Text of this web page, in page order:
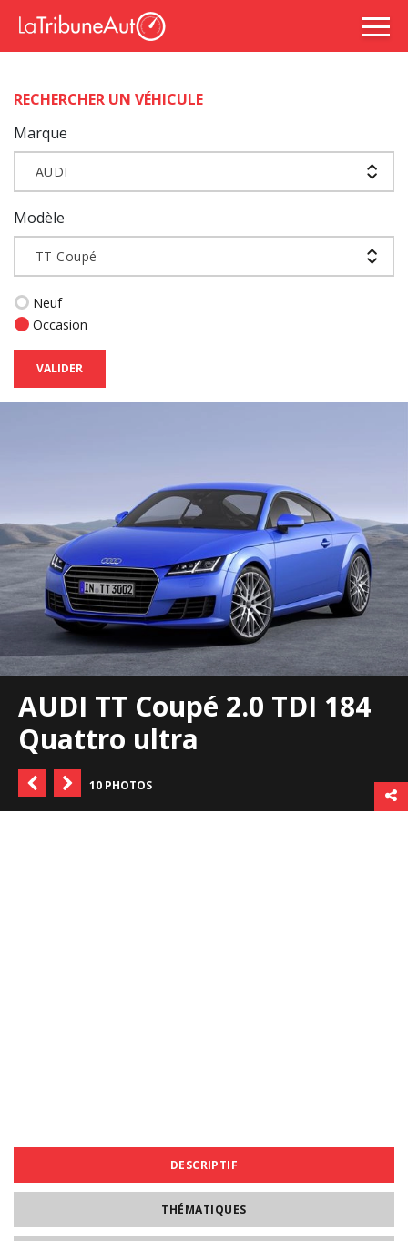
RECHERCHER UN VÉHICULE
Marque
AUDI
Modèle
TT Coupé
Neuf
Occasion
VALIDER
AUDI TT Coupé 2.0 TDI 184
Quattro ultra
10 PHOTOS
DESCRIPTIF
THÉMATIQUES